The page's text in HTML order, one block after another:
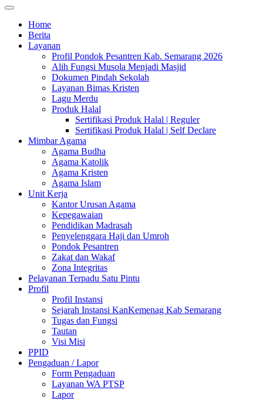
Home
Berita
Layanan
Profil Pondok Pesantren Kab. Semarang 2026
Alih Fungsi Musola Menjadi Masjid
Dokumen Pindah Sekolah
Layanan Bimas Kristen
Lagu Merdu
Produk Halal
Sertifikasi Produk Halal | Reguler
Sertifikasi Produk Halal | Self Declare
Mimbar Agama
Agama Budha
Agama Katolik
Agama Kristen
Agama Islam
Unit Kerja
Kantor Urusan Agama
Kepegawaian
Pendidikan Madrasah
Penyelenggara Haji dan Umroh
Pondok Pesantren
Zakat dan Wakaf
Zona Integritas
Pelayanan Terpadu Satu Pintu
Profil
Profil Instansi
Sejarah Instansi KanKemenag Kab Semarang
Tugas dan Fungsi
Tautan
Visi Misi
PPID
Pengaduan / Lapor
Form Pengaduan
Layanan WA PTSP
Lapor